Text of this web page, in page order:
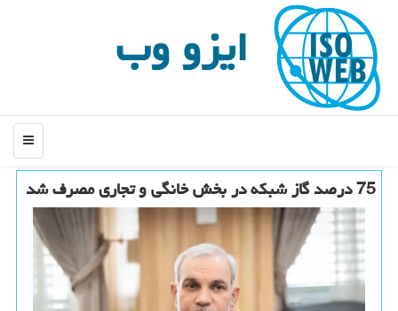
ایزو وب
منو
75 درصد گاز شبکه در بخش خانگی و تجاری مصرف شد